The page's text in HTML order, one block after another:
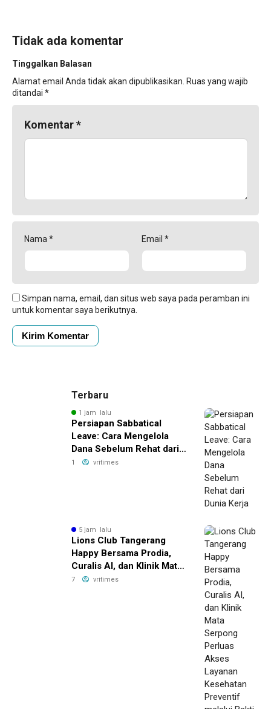
Tidak ada komentar
Tinggalkan Balasan
Alamat email Anda tidak akan dipublikasikan. Ruas yang wajib
ditandai *
Komentar*
Nama * Email *
Simpan nama, email, dan situs web saya pada peramban ini
untuk komentar saya berikutnya.
Terbaru
1 jam lalu
Persiapan Sabbatical
Leave: Cara Mengelola
Dana Sebelum Rehat dari
Dunia Kerja
1 vritimes
5 jam lalu
Lions Club Tangerang
Happy Bersama Prodia,
Curalis AI, dan Klinik Mata
Serpong Perluas Akses
7 vritimes